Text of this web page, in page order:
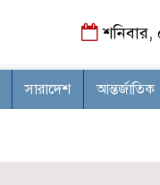
শনিবার,
সারাদেশ আন্তর্জাতিক